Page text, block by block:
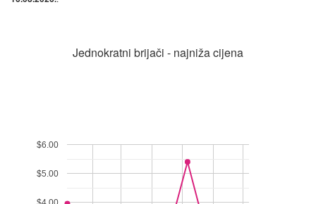
Jednokratni brijači - najniža cijena
$5.00
$6.00